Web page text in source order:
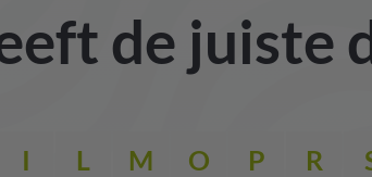
de juiste
I L M O P R